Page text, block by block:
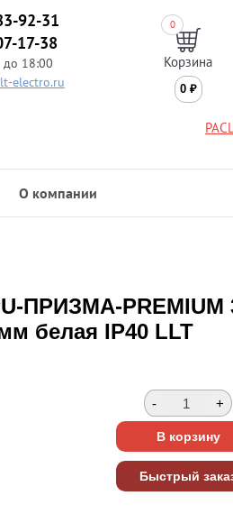
92-31
17-38
до 18:00
electro.ru
0
Корзина
0 ₽
О компании
ПРИЗМА-PREMIUM
белая IP40 LLT